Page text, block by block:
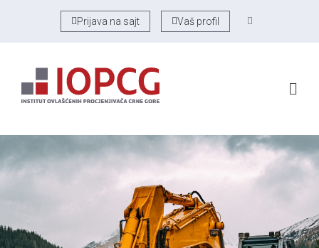
Prijava na sajt Vaš profil